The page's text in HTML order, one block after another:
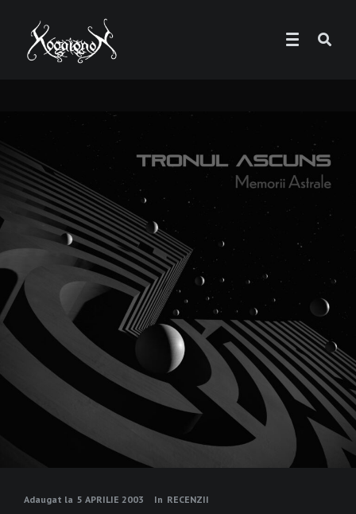
Adaugat la 5 APRILIE 2003 In RECENZII